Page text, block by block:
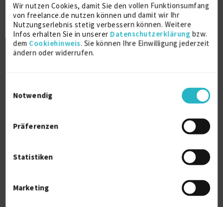
Wir nutzen Cookies, damit Sie den vollen Funktionsumfang
von freelance.de nutzen können und damit wir Ihr
Nutzungserlebnis stetig verbessern können. Weitere
Infos erhalten Sie in unserer Datenschutzerklärung bzw.
dem Cookiehinweis. Sie können Ihre Einwilligung jederzeit
ändern oder widerrufen.
Notwendig
Präferenzen
Statistiken
Marketing
IT-Mitarbeiter
0
Referenzen